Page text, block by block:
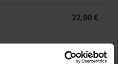
22,00 €